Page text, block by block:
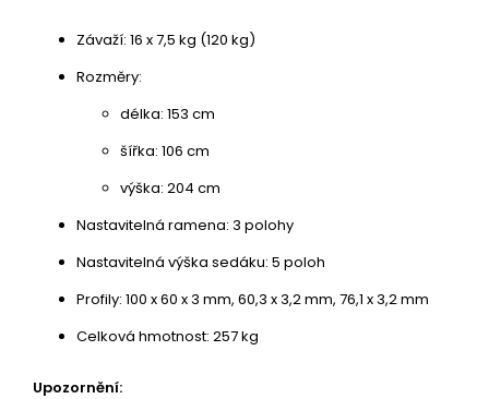
Závaží: 16 x 7,5 kg (120 kg)
Rozměry:
délka: 153 cm
šířka: 106 cm
výška: 204 cm
Nastavitelná ramena: 3 polohy
Nastavitelná výška sedáku: 5 poloh
Profily: 100 x 60 x 3 mm, 60,3 x 3,2 mm, 76,1 x 3,2 mm
Celková hmotnost: 257 kg
Upozornění: